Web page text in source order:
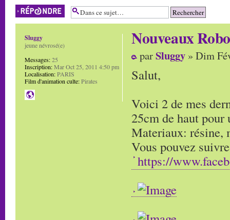
Répondre
Nouveaux
parSluggy » Dim
Salut,
Voici 2 de mes
25cm de haut pour
Materiaux: résine,
Vous pouvez
https://
Sluggy
jeune névrosé(e)
Messages:25
Inscription:Mar Oct 25, 2011 4:50 pm
Localisation:PARIS
Film d'animation culte:Pirates